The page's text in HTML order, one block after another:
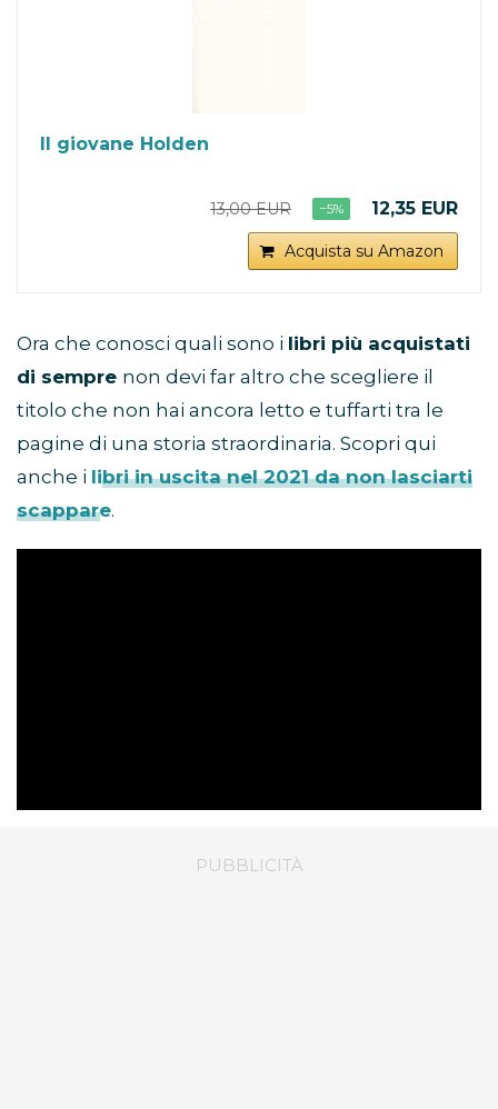
Il giovane Holden
13,00 EUR −5% 12,35 EUR
Acquista su Amazon
Ora che conosci quali sono i libri più acquistati
di sempre non devi far altro che scegliere il
titolo che non hai ancora letto e tuffarti tra le
pagine di una storia straordinaria. Scopri qui
anche i libri in uscita nel 2021 da non lasciarti
scappare.